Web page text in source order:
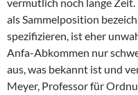
als Sammelposition
spezifizieren, ist eher
Anfa-Abkommen nur
aus, was bekannt ist und
Meyer, Professor für